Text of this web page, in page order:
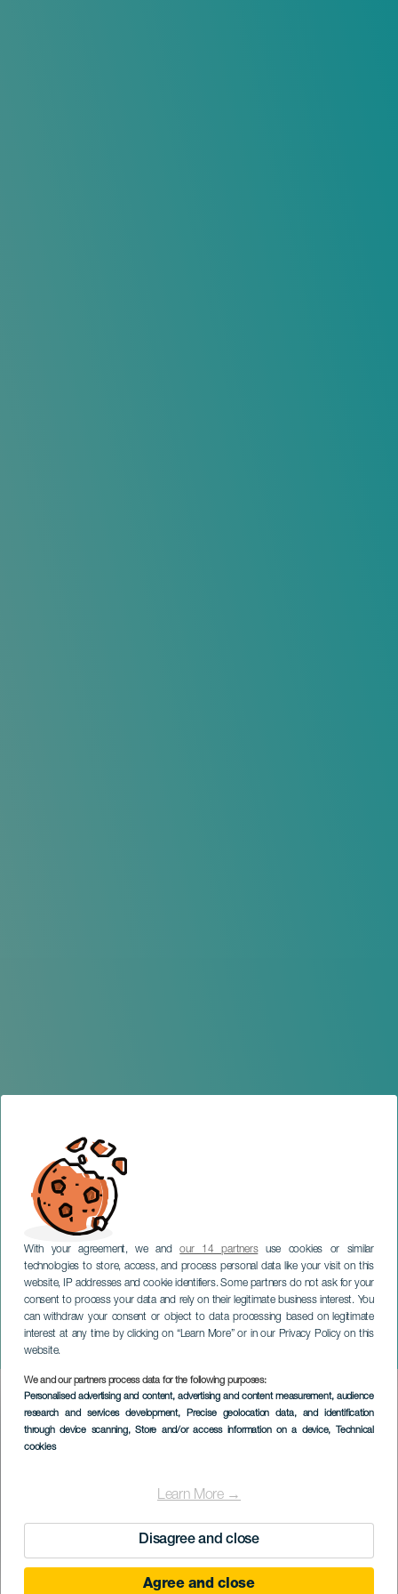
With your agreement, we andour 14 partnersuse cookies or similar
technologies to store, access, and process personal data like your visit on this
website, IP addresses and cookie identifiers. Some partners do not ask for your
consent to process your data and rely on their legitimate business interest. You
can withdraw your consent or object to data processing based on legitimate
interest at any time by clicking on “Learn More” or in our Privacy Policy on this
website.
We and our partners process data for the following purposes:
Personalised advertising and content, advertising and content measurement, audience
research and services development, Precise geolocation data, and identification
through device scanning, Store and/or access information on a device, Technical
cookies
Learn More →
Disagree and close
Agree and close
Testamentti
TENERIFFA
Imagen
Listado
TOTEUTUNUT TAPAHTUMA